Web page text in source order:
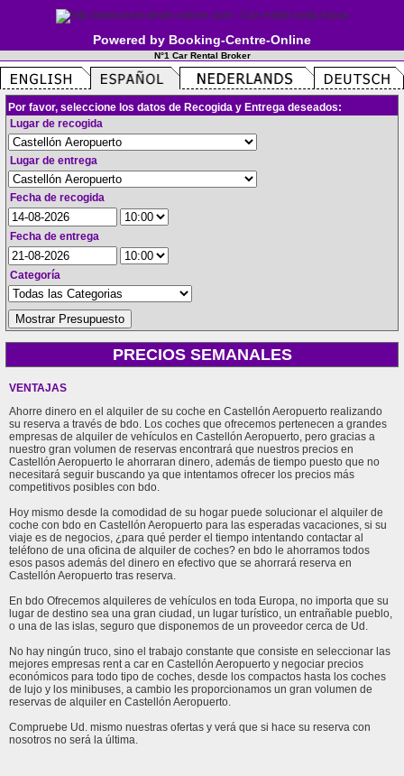
Powered by Booking-Centre-Online
N°1 Car Rental Broker
Por favor, seleccione los datos de Recogida y Entrega deseados:
Lugar de recogida
Lugar de entrega
Fecha de recogida
Fecha de entrega
Categoría
PRECIOS SEMANALES
VENTAJAS
Ahorre dinero en el alquiler de su coche en Castellón Aeropuerto realizando
su reserva a través de bdo. Los coches que ofrecemos pertenecen a grandes
empresas de alquiler de vehículos en Castellón Aeropuerto, pero gracias a
nuestro gran volumen de reservas encontrará que nuestros precios en
Castellón Aeropuerto le ahorraran dinero, además de tiempo puesto que no
necesitará seguir buscando ya que intentamos ofrecer los precios más
competitivos posibles con bdo.
Hoy mismo desde la comodidad de su hogar puede solucionar el alquiler de
coche con bdo en Castellón Aeropuerto para las esperadas vacaciones, si su
viaje es de negocios, ¿para qué perder el tiempo intentando contactar al
teléfono de una oficina de alquiler de coches? en bdo le ahorramos todos
esos pasos además del dinero en efectivo que se ahorrará reserva en
Castellón Aeropuerto tras reserva.
En bdo Ofrecemos alquileres de vehículos en toda Europa, no importa que su
lugar de destino sea una gran ciudad, un lugar turístico, un entrañable pueblo,
o una de las islas, seguro que disponemos de un proveedor cerca de Ud.
No hay ningún truco, sino el trabajo constante que consiste en seleccionar las
mejores empresas rent a car en Castellón Aeropuerto y negociar precios
económicos para todo tipo de coches, desde los compactos hasta los coches
de lujo y los minibuses, a cambio les proporcionamos un gran volumen de
reservas de alquiler en Castellón Aeropuerto.
Compruebe Ud. mismo nuestras ofertas y verá que si hace su reserva con
nosotros no será la última.